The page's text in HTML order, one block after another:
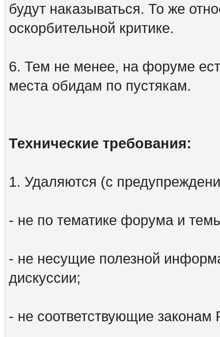
будут наказываться. То же
оскорбительной критике.
6. Тем не менее, на форуме
места обидам по пустякам.
Технические требования:
1. Удаляются (с
- не по тематике форума и
- не несущие полезной
дискуссии;
- не соответствующие законам